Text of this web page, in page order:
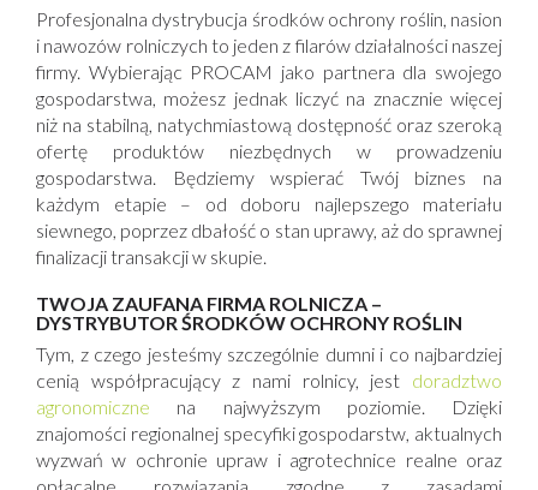
Profesjonalna dystrybucja środków ochrony roślin, nasion
i nawozów rolniczych to jeden z filarów działalności naszej
firmy. Wybierając PROCAM jako partnera dla swojego
gospodarstwa, możesz jednak liczyć na znacznie więcej
niż na stabilną, natychmiastową dostępność oraz szeroką
ofertę produktów niezbędnych w prowadzeniu
gospodarstwa. Będziemy wspierać Twój biznes na
każdym etapie – od doboru najlepszego materiału
siewnego, poprzez dbałość o stan uprawy, aż do sprawnej
finalizacji transakcji w skupie.
TWOJA ZAUFANA FIRMA ROLNICZA –
DYSTRYBUTOR ŚRODKÓW OCHRONY ROŚLIN
Tym, z czego jesteśmy szczególnie dumni i co najbardziej
cenią współpracujący z nami rolnicy, jest doradztwo
agronomiczne na najwyższym poziomie. Dzięki
znajomości regionalnej specyfiki gospodarstw, aktualnych
wyzwań w ochronie upraw i agrotechnice realne oraz